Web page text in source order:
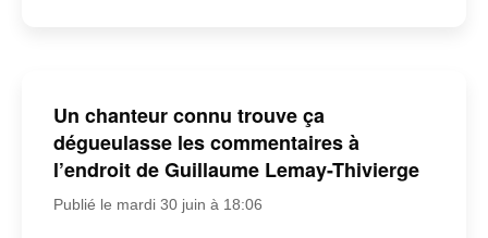
Un chanteur connu trouve ça
dégueulasse les commentaires à
l’endroit de Guillaume Lemay-Thivierge
Publié le mardi 30 juin à 18:06